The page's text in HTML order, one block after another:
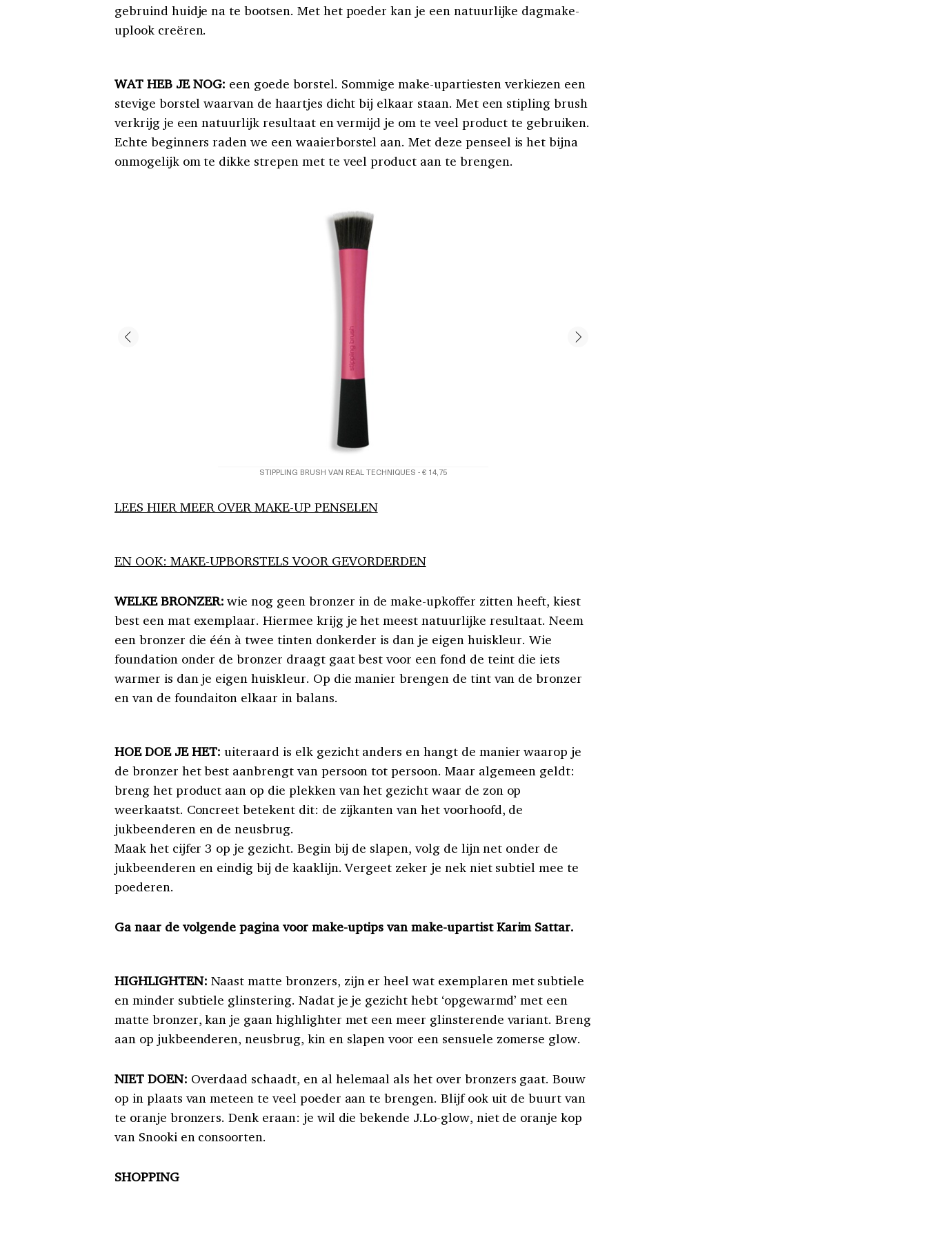
gebruind huidje na te bootsen. Met het poeder kan je een natuurlijke dagmake-
uplook creëren.
WAT HEB JE NOG: een goede borstel. Sommige make-upartiesten verkiezen een
stevige borstel waarvan de haartjes dicht bij elkaar staan. Met een stipling brush
verkrijg je een natuurlijk resultaat en vermijd je om te veel product te gebruiken.
Echte beginners raden we een waaierborstel aan. Met deze penseel is het bijna
onmogelijk om te dikke strepen met te veel product aan te brengen.
STIPPLING BRUSH VAN REAL TECHNIQUES - € 14,75
LEES HIER MEER OVER MAKE-UP PENSELEN
EN OOK: MAKE-UPBORSTELS VOOR GEVORDERDEN
WELKE BRONZER: wie nog geen bronzer in de make-upkoffer zitten heeft, kiest
best een mat exemplaar. Hiermee krijg je het meest natuurlijke resultaat. Neem
een bronzer die één à twee tinten donkerder is dan je eigen huiskleur. Wie
foundation onder de bronzer draagt gaat best voor een fond de teint die iets
warmer is dan je eigen huiskleur. Op die manier brengen de tint van de bronzer
en van de foundaiton elkaar in balans.
HOE DOE JE HET: uiteraard is elk gezicht anders en hangt de manier waarop je
de bronzer het best aanbrengt van persoon tot persoon. Maar algemeen geldt:
breng het product aan op die plekken van het gezicht waar de zon op
weerkaatst. Concreet betekent dit: de zijkanten van het voorhoofd, de
jukbeenderen en de neusbrug.
Maak het cijfer 3 op je gezicht. Begin bij de slapen, volg de lijn net onder de
jukbeenderen en eindig bij de kaaklijn. Vergeet zeker je nek niet subtiel mee te
poederen.
Ga naar de volgende pagina voor make-uptips van make-upartist Karim Sattar.
HIGHLIGHTEN: Naast matte bronzers, zijn er heel wat exemplaren met subtiele
en minder subtiele glinstering. Nadat je je gezicht hebt ‘opgewarmd’ met een
matte bronzer, kan je gaan highlighter met een meer glinsterende variant. Breng
aan op jukbeenderen, neusbrug, kin en slapen voor een sensuele zomerse glow.
NIET DOEN: Overdaad schaadt, en al helemaal als het over bronzers gaat. Bouw
op in plaats van meteen te veel poeder aan te brengen. Blijf ook uit de buurt van
te oranje bronzers. Denk eraan: je wil die bekende J.Lo-glow, niet de oranje kop
van Snooki en consoorten.
SHOPPING